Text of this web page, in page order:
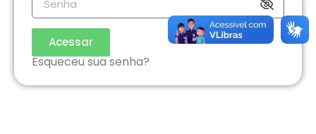
Acessar
Esqueceu sua senha?